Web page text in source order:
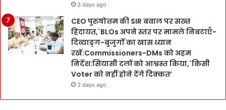
3 days ago
CEO पुरुषोत्तम की SIR बवाल पर सख्त
हिदायत,`BLOs अपने स्तर पर मामले निबटाएँ-
दिव्याङ्ग-बुजुर्गों का खास ध्यान
रखें:Commissioners-DMs को अहम
निर्देश:सियासी दलों को आश्वस्त किया,`किसी
Voter को नहीं होने देंगे दिक्कत’
3 days ago